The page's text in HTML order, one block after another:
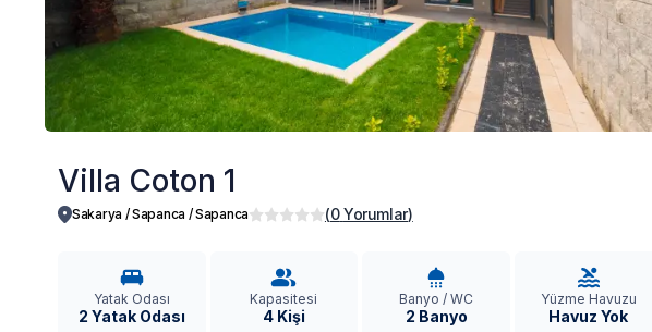
Villa Coton 1
Sakarya / Sapanca /Sapanca (0 Yorumlar)
Yatak Odası
2 Yatak Odası
Kapasitesi
4 Kişi
Banyo / WC
2 Banyo
Yüzme Havuzu
Havuz Yok